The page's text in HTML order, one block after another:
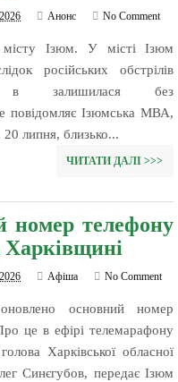
Анонс No Comment
Ізюм. У місті Ізюм
російських обстрілів
в залишилася без
повідомляє Ізюмська МВА,
липня, близько...
ЧИТАТИ ДАЛІ >>>
номер телефону
Харківщині
Афіша No Comment
основний номер
це в ефірі телемарафону
Харківської обласної
Синєгубов, передає Ізюм